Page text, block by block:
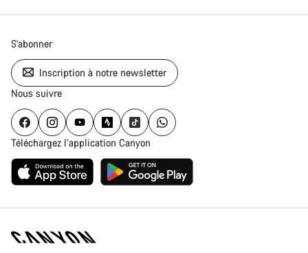
S'abonner
Inscription à notre newsletter
Nous suivre
Téléchargez l’application Canyon